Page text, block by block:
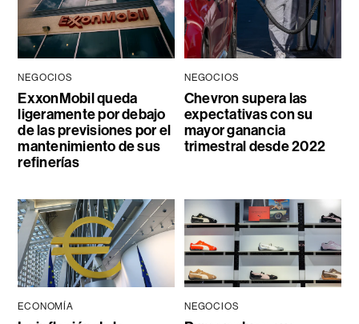
NEGOCIOS
ExxonMobil queda
ligeramente por debajo
de las previsiones por el
mantenimiento de sus
refinerías
NEGOCIOS
Chevron supera las
expectativas con su
mayor ganancia
trimestral desde 2022
ECONOMÍA NEGOCIOS